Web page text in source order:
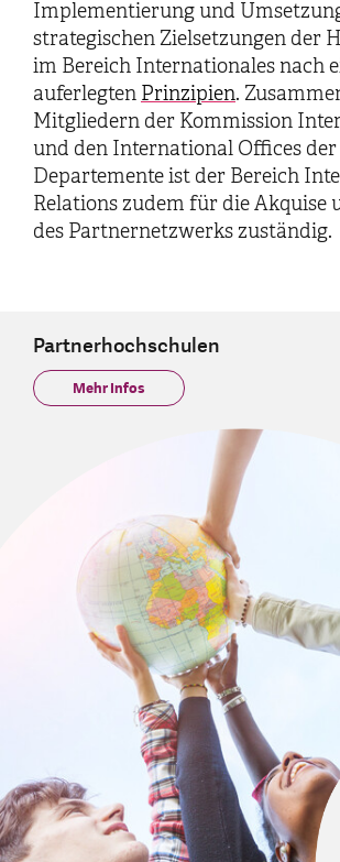
Implementierung und
strategischen Zielsetzungen der
im Bereich Internationales nach
auferlegten Prinzipien.
Mitgliedern der Kommission
und den International Offices der
Departemente ist der Bereich
Relations zudem für die Akquise
des Partnernetzwerks zuständig.
Partnerhochschulen
Mehr Infos